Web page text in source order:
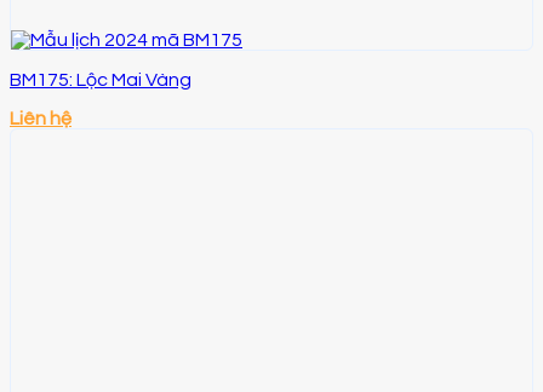
BM175: Lộc Mai Vàng
Liên hệ